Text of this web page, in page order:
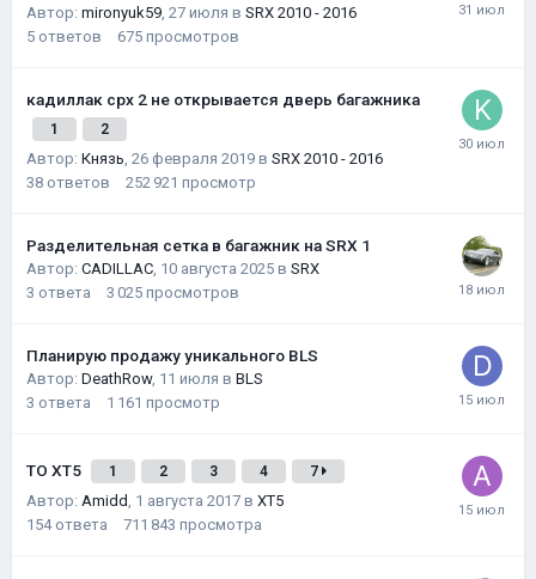
Автор: mironyuk59, 27 июля в SRX 2010 - 2016
5 ответов 675 просмотров
кадиллак срх 2 не открывается дверь багажника
1 2
Автор: Князь, 26 февраля 2019 в SRX 2010 - 2016
38 ответов 252 921 просмотр
Разделительная сетка в багажник на SRX 1
Автор: CADILLAC, 10 августа 2025 в SRX
3 ответа 3 025 просмотров
Планирую продажу уникального BLS
Автор: DeathRow, 11 июля в BLS
3 ответа 1 161 просмотр
ТО XT5 1 2 3 4 7
Автор: Amidd, 1 августа 2017 в XT5
154 ответа 711 843 просмотра